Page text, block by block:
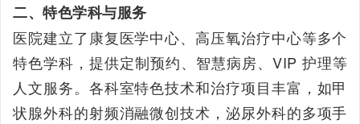
二、特色学科与服务
医院建立了康复医学中心、高压氧治疗中心等多个
特色学科，提供定制预约、智慧病房、VIP 护理等
人文服务。各科室特色技术和治疗项目丰富，如甲
状腺外科的射频消融微创技术，泌尿外科的多项手